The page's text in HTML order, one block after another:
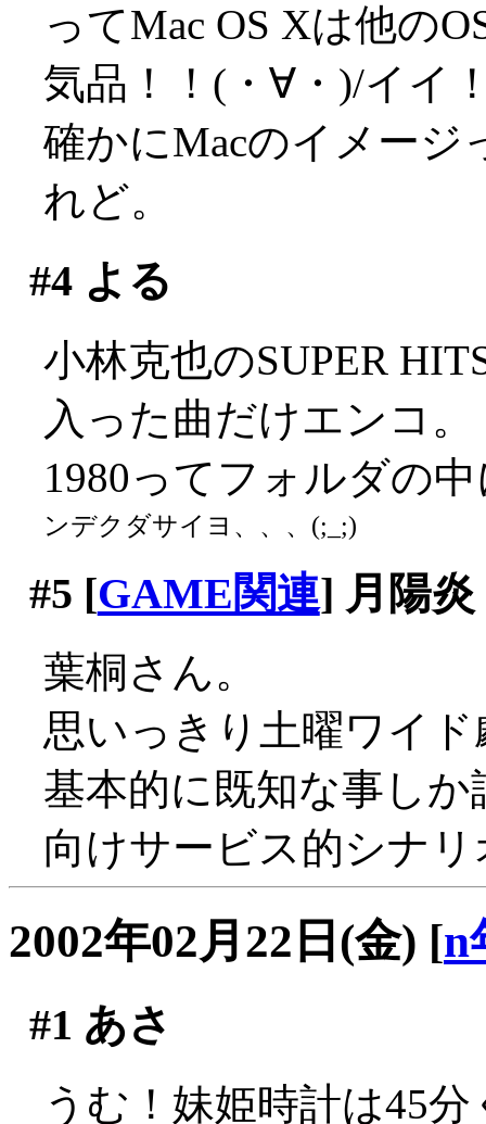
ってMac OS Xは他の
気品！！(・∀・)/イイ
確かにMacのイメージ
れど。
#4よる
小林克也のSUPER
入った曲だけエンコ。
1980ってフォルダの
ンデクダサイヨ、、、(;_;)
#5 [GAME関連] 月陽炎
葉桐さん。
思いっきり土曜ワイド
基本的に既知な事し
向けサービス的シナ
2002年02月22日(金) [n
#1 あさ
うむ！妹姫時計は45